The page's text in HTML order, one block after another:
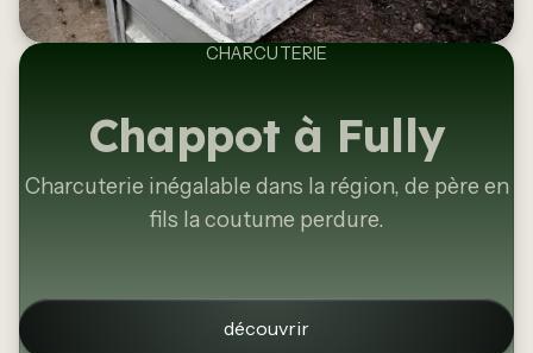
CHARCUTERIE
Chappot à Fully
Charcuterie inégalable dans la région, de père en
fils la coutume perdure.
découvrir